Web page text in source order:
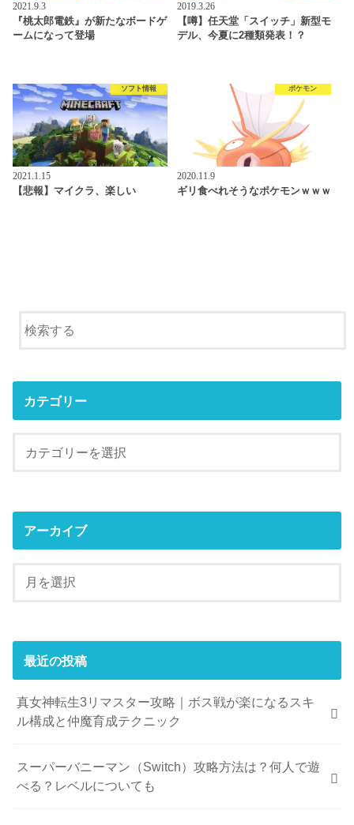
2021.9.3
『桃太郎電鉄』が新たなボードゲ
ームになって登場
2019.3.26
【噂】任天堂「スイッチ」新型モ
デル、今夏に2種類発表！？
ソフト情報
2021.1.15
【悲報】マイクラ、楽しい
ポケモン
2020.11.9
ギリ食べれそうなポケモンｗｗｗ
カテゴリー
アーカイブ
最近の投稿
真女神転生3リマスター攻略｜ボス戦が楽になるスキ
ル構成と仲魔育成テクニック
スーパーバニーマン（Switch）攻略方法は？何人で遊
べる？レベルについても